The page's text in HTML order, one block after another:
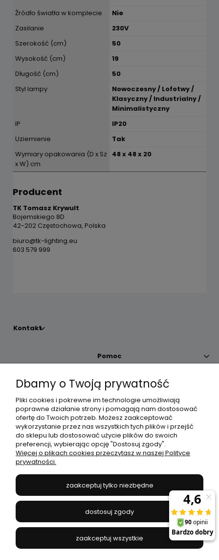
Źródło światła w komplecie
Nie
Zasilanie
230V
Szerokość (cm)
50
Wysokość (cm)
19
Długość (cm)
50
Styl lampy
Nowoczesny / Lofotwy /
Klasyczny / Industrialny /
Minimalistyczny
IP
IP20
Uziemienie
Tak
Wymiary opakowania (D x Sz
x W) cm
48 x 48 x 20
Producent
TK Tomasz Krywult
Bojemskiego 8D
42-202 Częstochowa, Polska
biuro@tk-lighting.eu
603 579 999
Kontakt
Pomoc
Moje konto
Płatności i dostawa
Informacje
JANEX
669-050-03-43
504 545 749//E-mail:sklep@janexmarket.pl
Dbamy o Twoją prywatność
Pliki cookies i pokrewne im technologie umożliwiają
poprawne działanie strony i pomagają nam dostosować
ofertę do Twoich potrzeb. Możesz zaakceptować
wykorzystanie przez nas wszystkich tych plików i przejść
do sklepu lub dostosować użycie plików do swoich
preferencji, wybierając opcję "Dostosuj zgody".
Więcej o plikach cookies przeczytasz w naszej Polityce
prywatności.
zaakceptuj tylko niezbędne
dostosuj zgody
zaakceptuj wszystkie